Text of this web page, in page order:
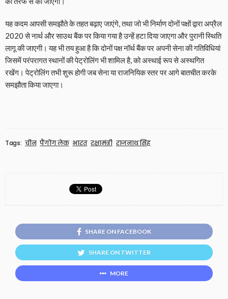
यह कदम आपसी समझौते के तहत बढ़ाए जाएंगे, तथा जो भी निर्माण दोनों पक्षों द्वारा अप्रैल
2020 से नार्थ और साउथ बैंक पर किया गया है उन्हें हटा दिया जाएगा और पुरानी स्थिति
लागू की जाएगी। यह भी तय हुआ है कि दोनों पक्ष नॉर्थ बैंक पर अपनी सेना की गतिविधियां
जिसमें परंपरागत स्थानों की पेट्रोलिंग भी शामिल है, को अस्थाई रूप से अस्थगित
रखेंग। पेट्रोलिंग तभी शुरू होगी जब सेना या राजनियिक स्तर पर आगे बातचीत करके
समझौता किया जाएगा।
Tags: चीन पैंगोंग लेक भारत रक्षामंत्री राजनाथ सिंह
SHARE ON FACEBOOK
SHARE ON TWITTER
MORE